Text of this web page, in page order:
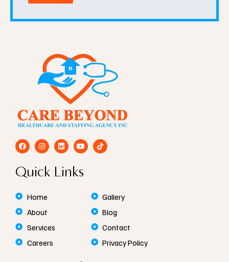
F
a
c
b
o
k
I
n
s
a
g
m
L
i
n
e
d
Y
o
u
u
b
T
i
k
Quick Links
Home
About
Services
Careers
Gallery
Blog
Contact
Privacy Policy